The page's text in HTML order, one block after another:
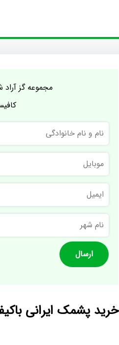
مجموعه گز
و
نام
خانوادگی
موبایل
ایمیل
نام
شهر
خرید پشمک ایرانی